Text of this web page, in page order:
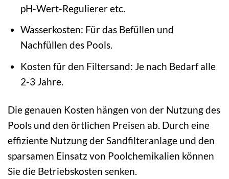
pH-Wert-Regulierer etc.
Wasserkosten: Für das Befüllen und
Nachfüllen des Pools.
Kosten für den Filtersand: Je nach Bedarf alle
2-3 Jahre.
Die genauen Kosten hängen von der Nutzung des
Pools und den örtlichen Preisen ab. Durch eine
effiziente Nutzung der Sandfilteranlage und den
sparsamen Einsatz von Poolchemikalien können
Sie die Betriebskosten senken.